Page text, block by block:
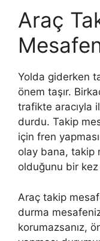
Araç
Yolda giderken
önem taşır.
trafikte aracıyla
durdu. Takip
için fren
olay bana, takip
olduğunu bir kez
Araç takip
durma
korumazsanız,